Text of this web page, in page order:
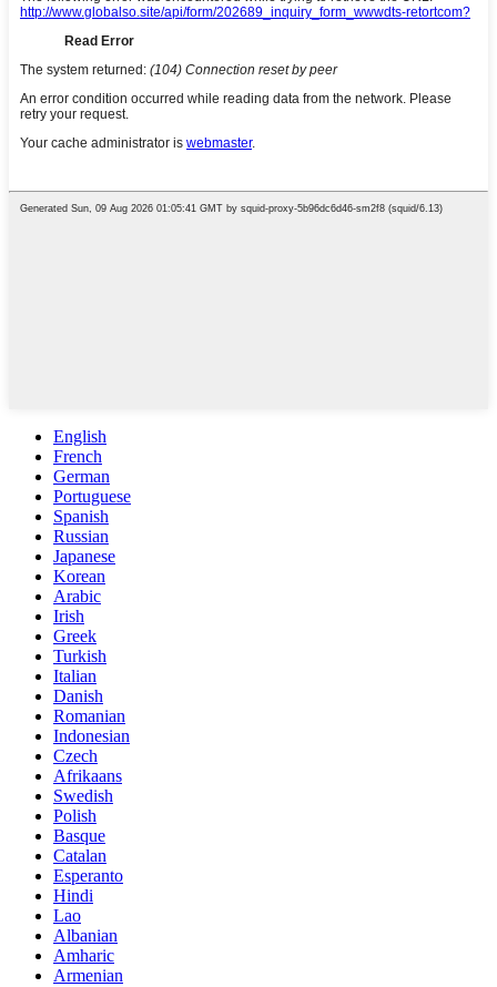
English
French
German
Portuguese
Spanish
Russian
Japanese
Korean
Arabic
Irish
Greek
Turkish
Italian
Danish
Romanian
Indonesian
Czech
Afrikaans
Swedish
Polish
Basque
Catalan
Esperanto
Hindi
Lao
Albanian
Amharic
Armenian